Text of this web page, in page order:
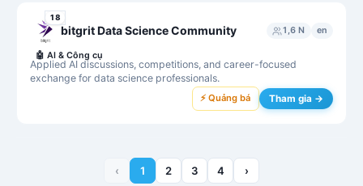
18
bitgrit Data Science Community 1,6 N en
Applied AI discussions, competitions, and career-focused
exchange for data science professionals.
🤖 AI & Công cụ
⚡ Quảng bá Tham gia →
‹ 1 2 3 4 ›